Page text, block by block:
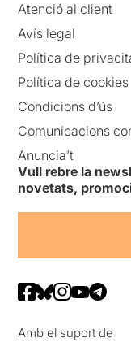
Atenció al client
Avís legal
Política de
Política de cookies
Condicions d’ús
Comunicacions
Anuncia’t
Vull rebre la
novetats,
Amb el suport de